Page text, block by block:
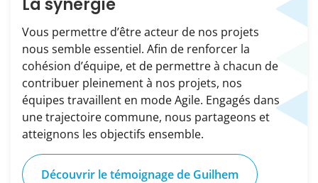
La synergie
Vous permettre d’être acteur de nos projets
nous semble essentiel. Afin de renforcer la
cohésion d’équipe, et de permettre à chacun de
contribuer pleinement à nos projets, nos
équipes travaillent en mode Agile. Engagés dans
une trajectoire commune, nous partageons et
atteignons les objectifs ensemble.
Découvrir le témoignage de Guilhem